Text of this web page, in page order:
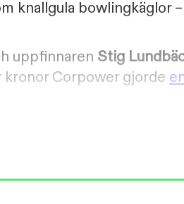
knallgula bowlingkäglor
uppfinnaren Stig
kronor Corpower gjorde